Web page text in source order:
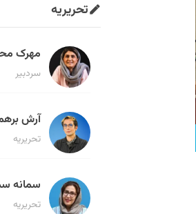
تحریریه
مهرک
سردبیر
آرش
تحریریه
سمانه
تحریریه